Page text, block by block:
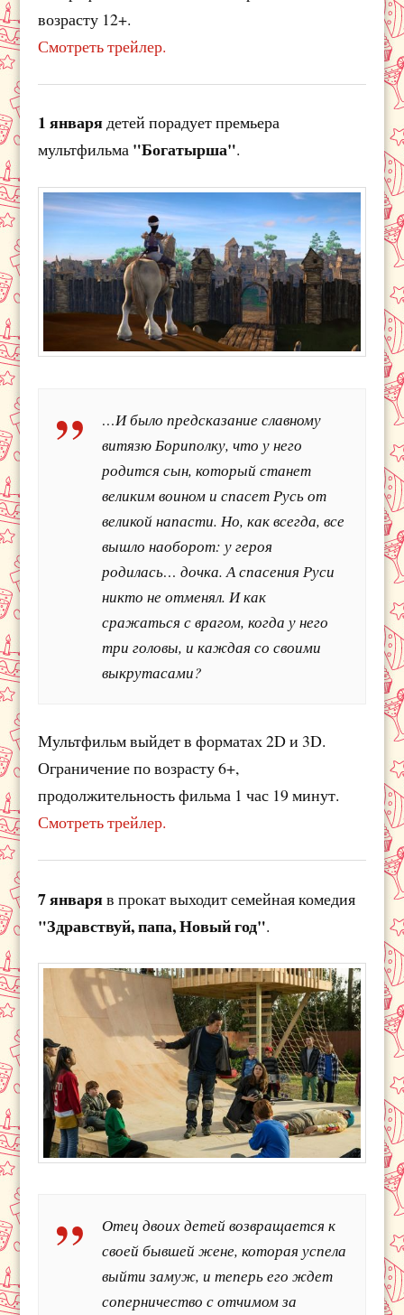
возрасту 12+.
Смотреть трейлер.
1 январядетей порадует премьера
мультфильма "Богатырша".
…И было предсказание славному
витязю Бориполку, что у него
родится сын, который станет
великим воином и спасет Русь от
великой напасти. Но, как всегда, все
вышло наоборот: у героя
родилась… дочка. А спасения Руси
никто не отменял. И как
сражаться с врагом, когда у него
три головы, и каждая со своими
выкрутасами?
Мультфильм выйдет в форматах 2D и 3D.
Ограничение по возрасту 6+,
продолжительность фильма 1 час 19 минут.
Смотреть трейлер.
7 январяв прокат выходит семейная комедия
"Здравствуй, папа, Новый год".
Отец двоих детей возвращается к
своей бывшей жене, которая успела
выйти замуж, и теперь его ждет
соперничество с отчимом за